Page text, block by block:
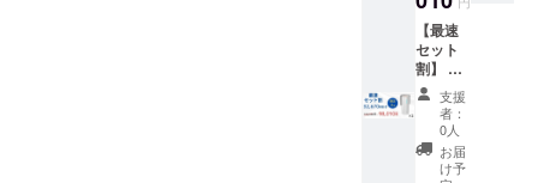
は随時
活動報
告にて
報告さ
せて頂
きま
す。
になる
可能性
もござ
いま
す。 ※
発送は
日本国
内に限
らせて
造工程
上の都
合等に
より出
荷時期
が遅れ
る場合
があり
月間保
証】 内
容：本
体、
USB-
typeA-
C 電源
ケーブ
ル、説
【最速
セット
割】 3
名様限
定
Smini
×2 （販
売予定
支援
者：
0人
お届
け予